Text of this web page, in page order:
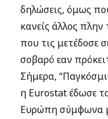
δηλώσεις, όμως
κανείς άλλος πλην
που τις μετέδοσε
σοβαρό εαν
Σήμερα,
η Eurostat έδωσε
Ευρώπη σύμφωνα